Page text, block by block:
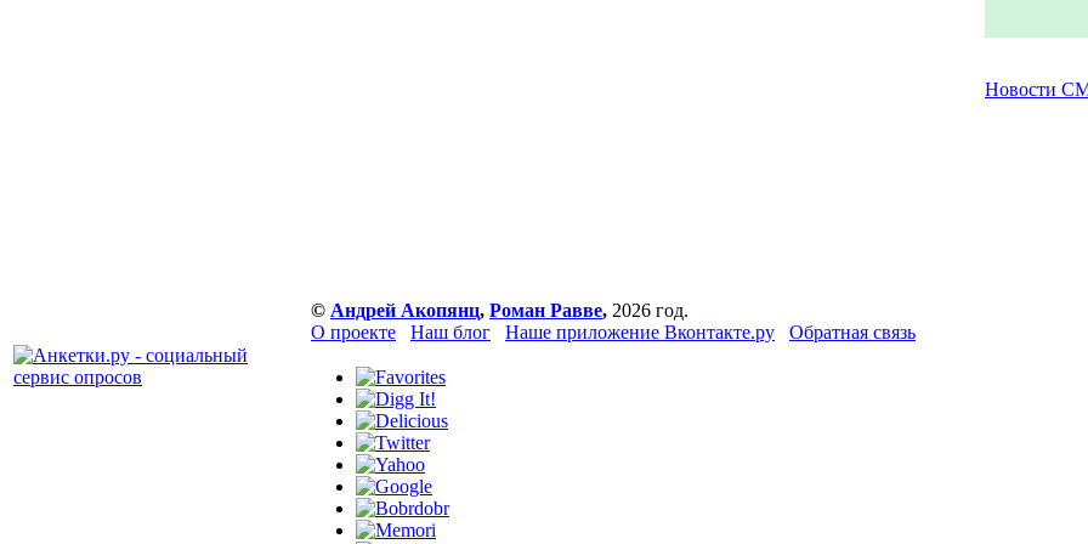
Новости
© Андрей Акопянц, Роман Равве, 2026 год.
О проекте
Наш блог Наше приложение Вконтакте.ру Обратная связь